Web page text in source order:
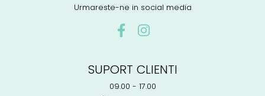
Urmareste-ne in social media
SUPORT CLIENTI
09.00 - 17.00